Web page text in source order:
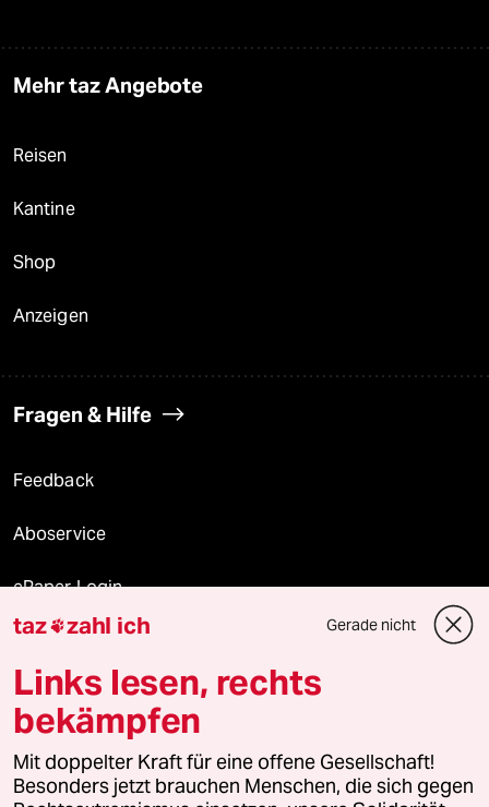
Mehr taz Angebote
Reisen
Kantine
Shop
Anzeigen
Fragen & Hilfe
Feedback
Aboservice
ePaper Login
Downloads für Abonnierende
© 2026 taz Verlags und Vertriebs GmbH
Alle Rechte vorbehalten. Bei rechtlichen Fragen oder für Genehmigungen
wenden Sie sich bitte an
lizenzen@taz.de
taz zahl ich Gerade nicht
Links lesen, rechts
bekämpfen
Mit doppelter Kraft für eine offene Gesellschaft!
Besonders jetzt brauchen Menschen, die sich gegen